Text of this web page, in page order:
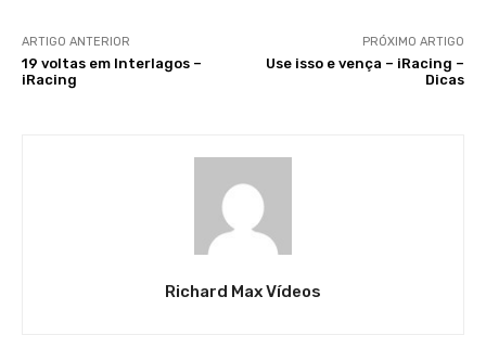
ARTIGO ANTERIOR
19 voltas em Interlagos –
iRacing
PRÓXIMO ARTIGO
Use isso e vença – iRacing –
Dicas
Richard Max Vídeos